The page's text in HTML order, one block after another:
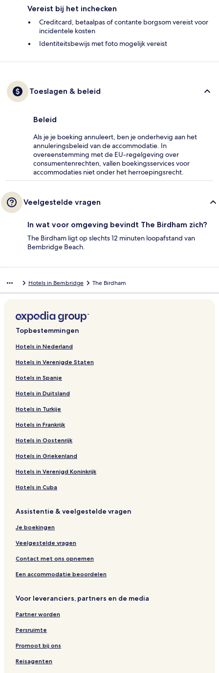
Vereist bij het inchecken
Creditcard, betaalpas of contante borgsom vereist voor
incidentele kosten
Identiteitsbewijs met foto mogelijk vereist
Toeslagen & beleid
Beleid
Als je je boeking annuleert, ben je onderhevig aan het
annuleringsbeleid van de accommodatie. In
overeenstemming met de EU-regelgeving over
consumentenrechten, vallen boekingsservices voor
accommodaties niet onder het herroepingsrecht.
Veelgestelde vragen
In wat voor omgeving bevindt The Birdham zich?
The Birdham ligt op slechts 12 minuten loopafstand van
Bembridge Beach.
Hotels in Bembridge The Birdham
Topbestemmingen
Hotels in Nederland
Hotels in Verenigde Staten
Hotels in Spanje
Hotels in Duitsland
Hotels in Turkije
Hotels in Frankrijk
Hotels in Oostenrijk
Hotels in Griekenland
Hotels in Verenigd Koninkrijk
Hotels in Cuba
Assistentie & veelgestelde vragen
Je boekingen
Veelgestelde vragen
Contact met ons opnemen
Een accommodatie beoordelen
Voor leveranciers, partners en de media
Partner worden
Persruimte
Promoot bij ons
Reisagenten